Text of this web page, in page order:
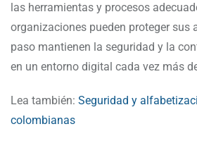
las herramientas y procesos
organizaciones pueden proteger sus
paso mantienen la seguridad y la
en un entorno digital cada vez más
Lea también: Seguridad y
colombianas